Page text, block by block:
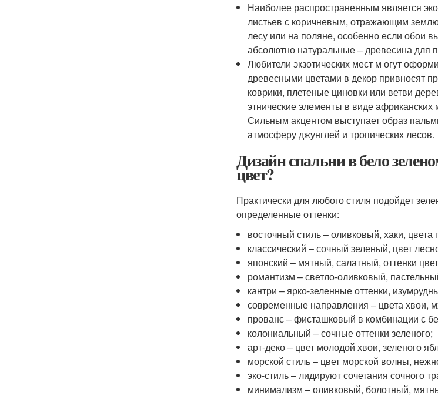
Наиболее распространенным является
листьев с коричневым, отражающим
лесу или на поляне, особенно если обои
абсолютно натуральные – древесина
Любители экзотических мест м огут
древесными цветами в декор привносят
коврики, плетеные циновки или ветви
этнические элементы в виде африканских
Сильным акцентом выступает образ
атмосферу джунглей и тропических лесов.
Дизайн спальни в бело
цвет?
Практически для любого стиля подойдет
определенные оттенки:
восточный стиль – оливковый, хаки,
классический – сочный зеленый, цвет
японский – мятный, салатный, оттенки
романтизм – светло-оливковый,
кантри – ярко-зеленные оттенки,
современные направления – цвета хвои,
прованс – фисташковый в комбинации с
колониальный – сочные оттенки зеленого;
арт-деко – цвет молодой хвои, зеленого
морской стиль – цвет морской волны,
эко-стиль – лидируют сочетания сочного
минимализм – оливковый, болотный,